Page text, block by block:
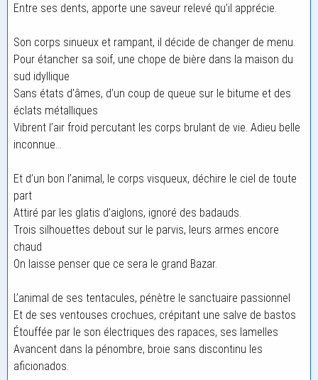
Entre ses dents, apporte une saveur relevé qu’il apprécie.
Son corps sinueux et rampant, il décide de changer de menu.
Pour étancher sa soif, une chope de bière dans la maison du
sud idyllique
Sans états d’âmes, d’un coup de queue sur le bitume et des
éclats métalliques
Vibrent l’air froid percutant les corps brulant de vie. Adieu belle
inconnue…
Et d’un bon l’animal, le corps visqueux, déchire le ciel de toute
part
Attiré par les glatis d’aiglons, ignoré des badauds.
Trois silhouettes debout sur le parvis, leurs armes encore
chaud
On laisse penser que ce sera le grand Bazar.
L’animal de ses tentacules, pénètre le sanctuaire passionnel
Et de ses ventouses crochues, crépitant une salve de bastos
Étouffée par le son électriques des rapaces, ses lamelles
Avancent dans la pénombre, broie sans discontinu les
aficionados.